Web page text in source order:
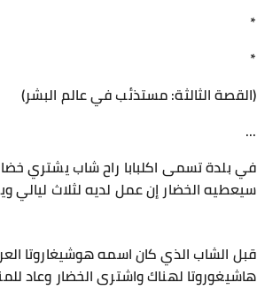
*
*
(القصة الثالثة: مستذئب في عالم البشر)
...
في بلدة تسمى اكلبابا راح شاب يشتري
سيعطيه الخضار إن عمل لديه لثلاث ليالي
قبل الشاب الذي كان اسمه هوشيغاروتا
هاشيغوروتا لهناك واشترى الخضار وعاد